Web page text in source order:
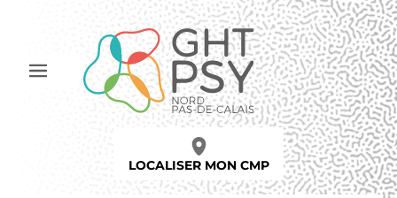
principal
Afficher
LOCALISER MON CMP